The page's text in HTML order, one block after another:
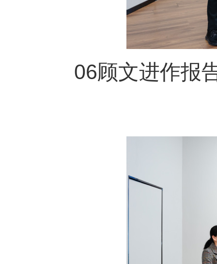
06顾文进作报